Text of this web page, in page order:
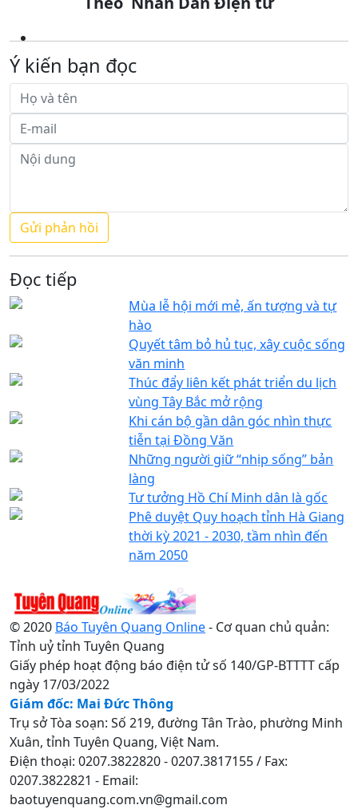
Ý kiến bạn đọc
Đọc tiếp
Mùa lễ hội mới mẻ, ấn tượng và tự
hào
Quyết tâm bỏ hủ tục, xây cuộc sống
văn minh
Thúc đẩy liên kết phát triển du lịch
vùng Tây Bắc mở rộng
Khi cán bộ gần dân góc nhìn thực
tiễn tại Đồng Văn
Những người giữ “nhịp sống” bản
làng
Tư tưởng Hồ Chí Minh dân là gốc
Phê duyệt Quy hoạch tỉnh Hà Giang
thời kỳ 2021 - 2030, tầm nhìn đến
năm 2050
© 2020 Báo Tuyên Quang Online- Cơ quan chủ quản:
Tỉnh uỷ tỉnh Tuyên Quang
Giấy phép hoạt động báo điện tử số 140/GP-BTTTT cấp
ngày 17/03/2022
Giám đốc: Mai Đức Thông
Trụ sở Tòa soạn: Số 219, đường Tân Trào, phường Minh
Xuân, tỉnh Tuyên Quang, Việt Nam.
Điện thoại: 0207.3822820 - 0207.3817155 / Fax:
0207.3822821 - Email:
baotuyenquang.com.vn@gmail.com